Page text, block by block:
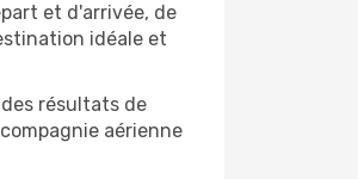
et d'arrivée, de
idéale et
résultats de
aérienne